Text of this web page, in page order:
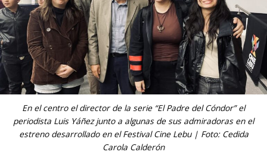
En el centro el director de la serie “El Padre del Cóndor” el
periodista Luis Yáñez junto a algunas de sus admiradoras en el
estreno desarrollado en el Festival Cine Lebu | Foto: Cedida
Carola Calderón